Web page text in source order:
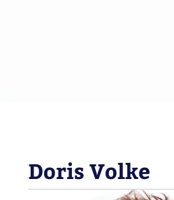
Doris Volke